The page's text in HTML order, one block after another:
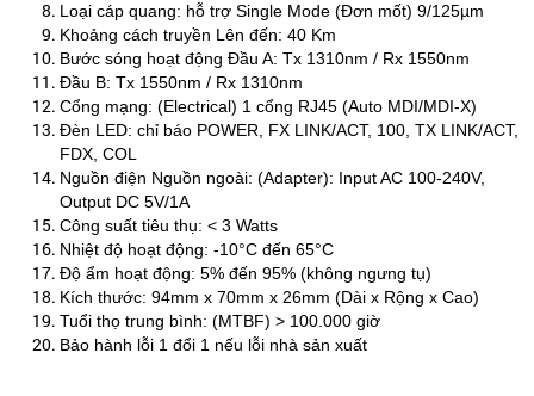
Loại cáp quang: hỗ trợ Single Mode (Đơn mốt) 9/125µm
Khoảng cách truyền Lên đến: 40 Km
Bước sóng hoạt động Đầu A: Tx 1310nm / Rx 1550nm
Đầu B: Tx 1550nm / Rx 1310nm
Cổng mạng: (Electrical) 1 cổng RJ45 (Auto MDI/MDI-X)
Đèn LED: chỉ báo POWER, FX LINK/ACT, 100, TX LINK/ACT,
FDX, COL
Nguồn điện Nguồn ngoài: (Adapter): Input AC 100-240V,
Output DC 5V/1A
Công suất tiêu thụ: < 3 Watts
Nhiệt độ hoạt động: -10°C đến 65°C
Độ ẩm hoạt động: 5% đến 95% (không ngưng tụ)
Kích thước: 94mm x 70mm x 26mm (Dài x Rộng x Cao)
Tuổi thọ trung bình: (MTBF) > 100.000 giờ
Bảo hành lỗi 1 đổi 1 nếu lỗi nhà sản xuất